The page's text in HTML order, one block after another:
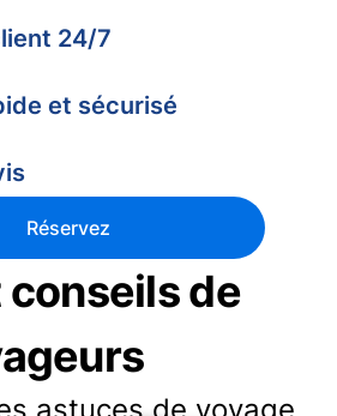
24/7
et sécurisé
Réservez
conseils de